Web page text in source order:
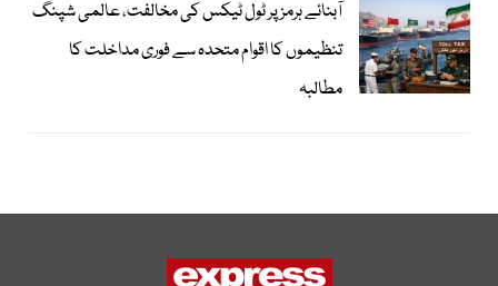
آبنائے ہرمز پر ٹول ٹیکس کی مخالفت، عالمی شپنگ
تنظیموں کا اقوام متحدہ سے فوری مداخلت کا
مطالبہ